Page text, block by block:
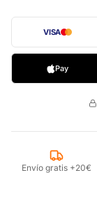
VISA
Pay
Envío gratis +20€